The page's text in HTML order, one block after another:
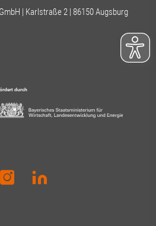
| Karlstraße 2 | 86150 Augsburg